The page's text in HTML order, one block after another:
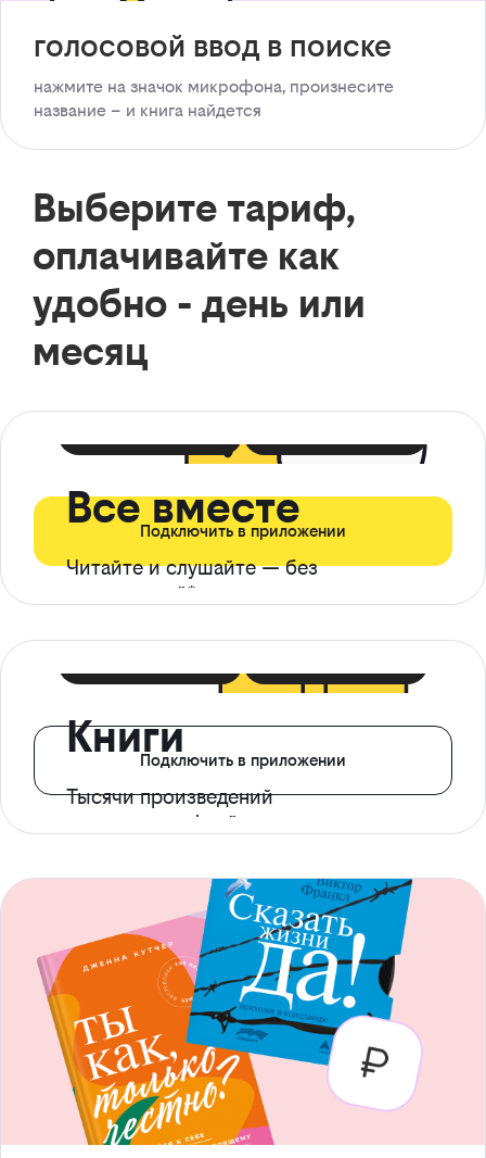
голосовой ввод в поиске
нажмите на значок микрофона, произнесите
название – и книга найдется
Выберите тариф,
оплачивайте как
удобно - день или
месяц
Все вместе
Читайте и слушайте — без
ограничений*
Подключить в приложении
Книги
Тысячи произведений
с доступом офлайн
Подключить в приложении